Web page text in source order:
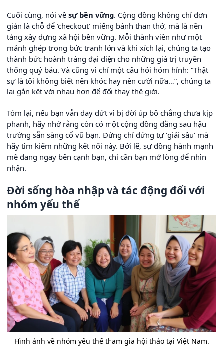
Cuối cùng, nói về sự bền vững. Cộng đồng không chỉ đơn
giản là chỗ để 'checkout' miếng bánh than thở, mà là nền
tảng xây dựng xã hội bền vững. Mỗi thành viên như một
mảnh ghép trong bức tranh lớn và khi xích lại, chúng ta tạo
thành bức hoành tráng đại diện cho những giá trị truyền
thống quý báu. Và cũng vì chỉ một câu hỏi hóm hỉnh: “Thật
sự là tôi không biết nên khóc hay nên cười nữa…”, chúng ta
lại gắn kết với nhau hơn để đổi thay thế giới.
Tóm lại, nếu bạn vẫn day dứt vì bị đời úp bô chẳng chưa kịp
phanh, hãy nhớ rằng còn có một cộng đồng đằng sau hậu
trường sẵn sàng cổ vũ bạn. Đừng chỉ đứng tự 'giải sầu' mà
hãy tìm kiếm những kết nối này. Bởi lẽ, sự đồng hành mạnh
mẽ đang ngay bên cạnh bạn, chỉ cần bạn mở lòng để nhìn
nhận.
Đời sống hòa nhập và tác động đối với
nhóm yếu thế
Hình ảnh về nhóm yếu thế tham gia hội thảo tại Việt Nam.